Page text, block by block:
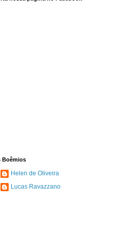
Boêmios
Helen de Oliveira
Lucas Ravazzano